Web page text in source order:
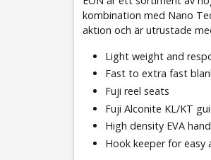
kombination med Nano
aktion och är utrustade
Light weight and
Fast to extra fast
Fuji reel seats
Fuji Alconite KL/KT
High density EVA
Hook keeper for